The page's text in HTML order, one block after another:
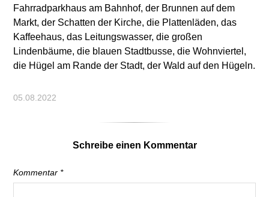
Fahrradparkhaus am Bahnhof, der Brunnen auf dem
Markt, der Schatten der Kirche, die Plattenläden, das
Kaffeehaus, das Leitungswasser, die großen
Lindenbäume, die blauen Stadtbusse, die Wohnviertel,
die Hügel am Rande der Stadt, der Wald auf den Hügeln.
05.08.2022
Schreibe einen Kommentar
Kommentar *